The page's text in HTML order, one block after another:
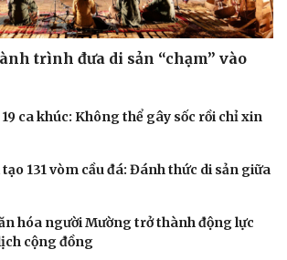
trình đưa di sản “chạm” vào
ca khúc: Không thể gây sốc rồi chỉ xin
tạo 131 vòm cầu đá: Đánh thức di sản giữa
hóa người Mường trở thành động lực
cộng đồng